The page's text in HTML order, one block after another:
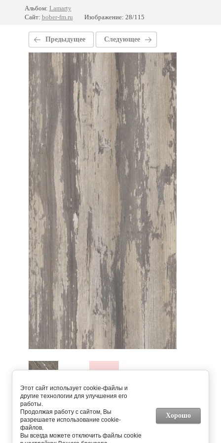
Альбом: Lamarty
Сайт: bober-fm.ru Изображение: 28/115
Предыдущее Следующее
Предыдущее
Этот сайт использует cookie-файлы и
другие технологии для улучшения его
работы.
Продолжая работу с сайтом, Вы
разрешаете использование cookie-
файлов.
Вы всегда можете отключить файлы cookie
Хорошо